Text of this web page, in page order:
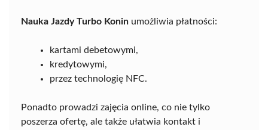
Nauka Jazdy Turbo Konin umożliwia płatności:
kartami debetowymi,
kredytowymi,
przez technologię NFC.
Ponadto prowadzi zajęcia online, co nie tylko
poszerza ofertę, ale także ułatwia kontakt i